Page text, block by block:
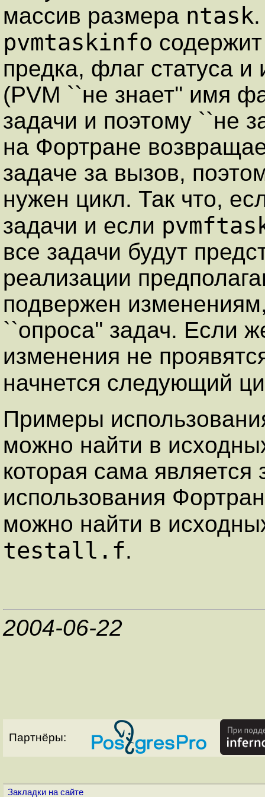
массив размера ntask
pvmtaskinfo
предка, флаг статуса
(PVM ``не знает'' имя
задачи и поэтому ``не
на Фортране
задаче за вызов,
нужен цикл. Так что,
задачи и если
все задачи будут
реализации
подвержен
``опроса'' задач. Если
изменения не
начнется следующий
Примеры
можно найти в
которая сама
использования
можно найти в
testall.f.
2004-06-22
Партнёры:
Закладки на сайте